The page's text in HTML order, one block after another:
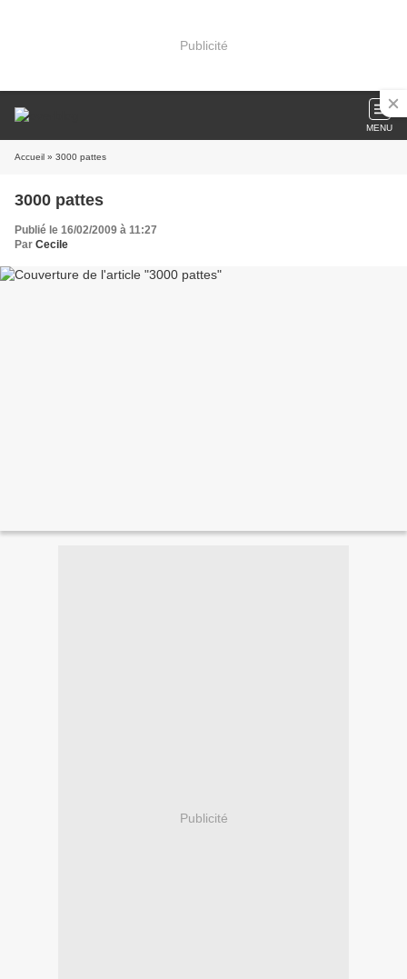
Publicité
MENU
Accueil » 3000 pattes
3000 pattes
Publié le 16/02/2009 à 11:27
Par Cecile
Publicité